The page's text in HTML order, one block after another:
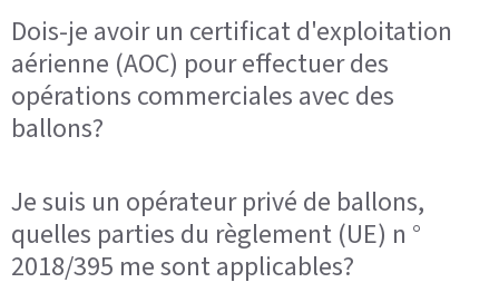
Dois-je avoir un certificat d'exploitation
aérienne (AOC) pour effectuer des
opérations commerciales avec des
ballons?
Je suis un opérateur privé de ballons,
quelles parties du règlement (UE) n °
2018/395 me sont applicables?